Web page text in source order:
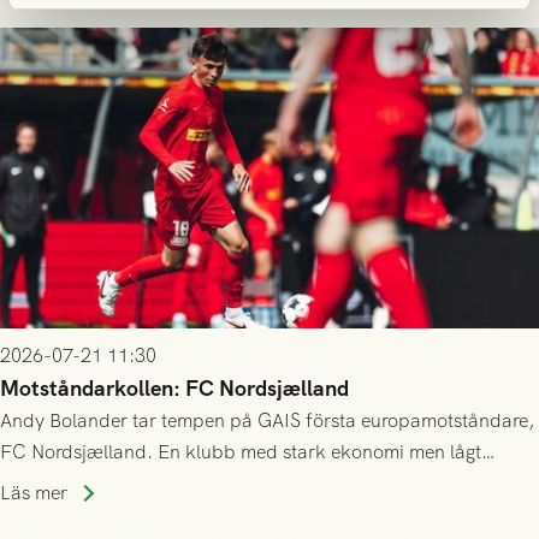
2026-07-21 11:30
Motståndarkollen: FC Nordsjælland
Andy Bolander tar tempen på GAIS första europamotståndare,
FC Nordsjælland. En klubb med stark ekonomi men lågt
publiksnitt, ett lag med både kollektiv styrka och individuell
Läs mer